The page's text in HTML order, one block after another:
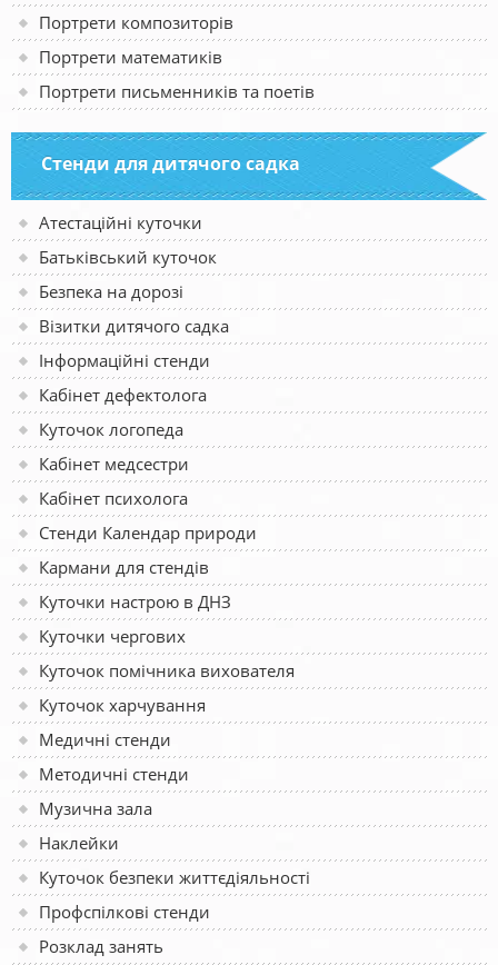
Портрети композиторів
Портрети математиків
Портрети письменників та поетів
Стенди для дитячого садка
Атестаційні куточки
Батьківський куточок
Безпека на дорозі
Візитки дитячого садка
Інформаційні стенди
Кабінет дефектолога
Куточок логопеда
Кабінет медсестри
Кабінет психолога
Стенди Календар природи
Кармани для стендів
Куточки настрою в ДНЗ
Куточки чергових
Куточок помічника вихователя
Куточок харчування
Медичні стенди
Методичні стенди
Музична зала
Наклейки
Куточок безпеки життєдіяльності
Профспілкові стенди
Розклад занять